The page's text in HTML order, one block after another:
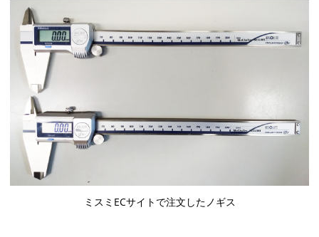
ミスミECサイトで注文したノギス